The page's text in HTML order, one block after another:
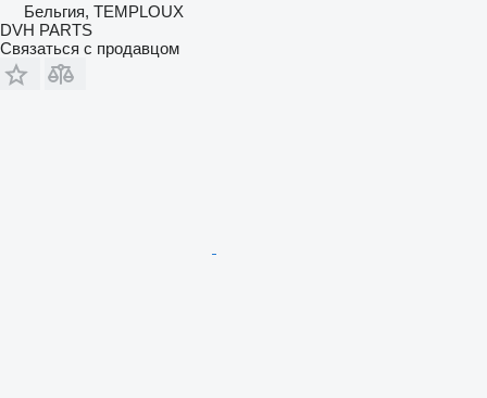
Бельгия, TEMPLOUX
DVH PARTS
Связаться с продавцом